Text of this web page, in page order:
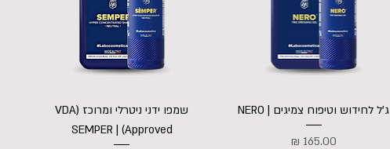
ג'ל לחידוש וטיפוח צמיגים | NERO
מחיר
שמפו ידני ניטרלי ומרוכז (VDA
Approved) | SEMPER